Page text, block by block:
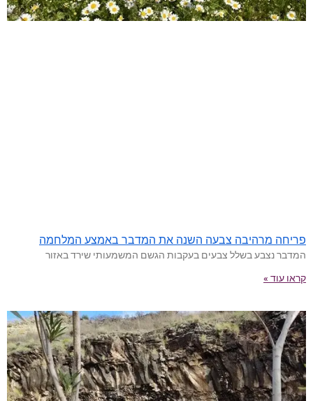
פריחה מרהיבה צבעה השנה את המדבר באמצע המלחמה
המדבר נצבע בשלל צבעים בעקבות הגשם המשמעותי שירד באזור
קראו עוד »